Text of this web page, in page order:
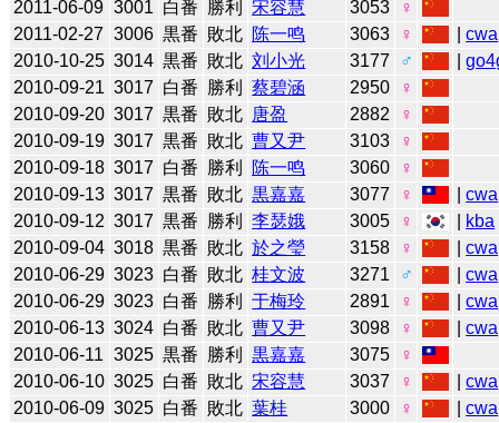
2011-06-09 3001 白番 勝利 宋容慧 3053
♀
2011-02-27 3006 黒番 敗北 陈一鸣 3063 ♀ |cwa
2010-10-25 3014 黒番 敗北 刘小光 3177 ♂ |
2010-09-21 3017 白番 勝利 蔡碧涵 2950
♀
2010-09-20 3017 黒番 敗北 唐盈 2882
♀
2010-09-19 3017 黒番 敗北 曹又尹 3103
♀
2010-09-18 3017 白番 勝利 陈一鸣 3060
♀
2010-09-13 3017 黒番 敗北 黒嘉嘉 3077 ♀ |cwa
2010-09-12 3017 黒番 勝利 李瑟娥 3005 ♀ kba
2010-09-04 3018 黒番 敗北 於之瑩 3158 ♀ |cwa
2010-06-29 3023 白番 敗北 桂文波 3271 ♂ |cwa
2010-06-29 3023 白番 勝利 于梅玲 2891 ♀ |cwa
2010-06-13 3024 白番 敗北 曹又尹 3098 ♀ |cwa
2010-06-11 3025 黒番 勝利 黒嘉嘉 3075
♀
2010-06-10 3025 白番 敗北 宋容慧 3037 ♀ |cwa
2010-06-09 3025 白番 敗北 葉桂 3000 ♀ |cwa